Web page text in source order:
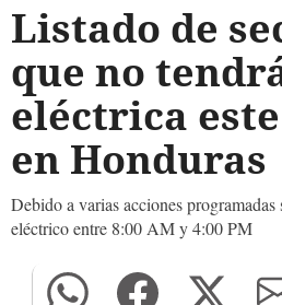
Listado de
que no
eléctrica
en Honduras
Debido a varias acciones
eléctrico entre 8:00 AM y 4:00 PM